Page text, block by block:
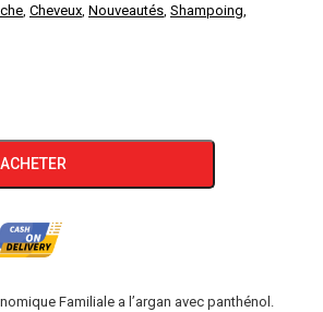
, Cheveux, Nouveautés, Shampoing,
ACHETER
Familiale a l’argan avec panthénol.